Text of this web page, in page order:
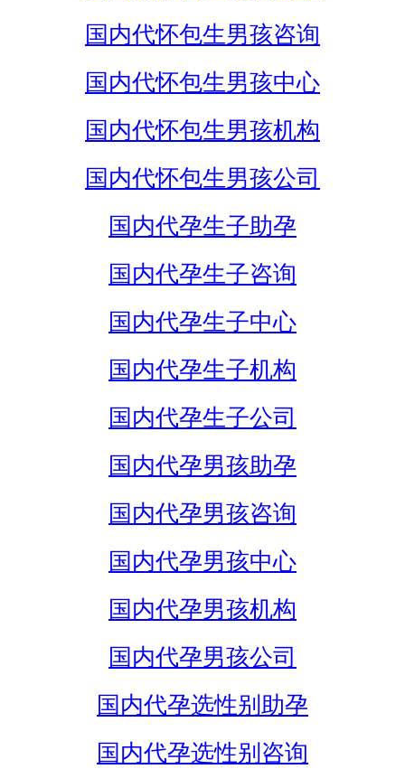
国内代怀包生男孩咨询
国内代怀包生男孩中心
国内代怀包生男孩机构
国内代怀包生男孩公司
国内代孕生子助孕
国内代孕生子咨询
国内代孕生子中心
国内代孕生子机构
国内代孕生子公司
国内代孕男孩助孕
国内代孕男孩咨询
国内代孕男孩中心
国内代孕男孩机构
国内代孕男孩公司
国内代孕选性别助孕
国内代孕选性别咨询